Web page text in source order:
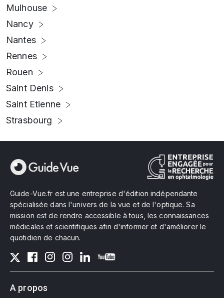
Mulhouse
Nancy
Nantes
Rennes
Rouen
Saint Denis
Saint Etienne
Strasbourg
Guide-Vue.fr est une entreprise d'édition indépendante
spécialisée dans l'univers de la vue et de l'optique. Sa
mission est de rendre accessible à tous, les connaissances
médicales et scientifiques afin d'informer et d'améliorer le
quotidien de chacun.
A propos